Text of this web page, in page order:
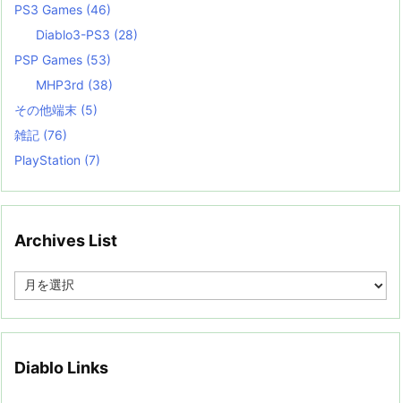
PS3 Games (46)
Diablo3-PS3 (28)
PSP Games (53)
MHP3rd (38)
その他端末 (5)
雑記 (76)
PlayStation (7)
Archives List
e
Diablo Links